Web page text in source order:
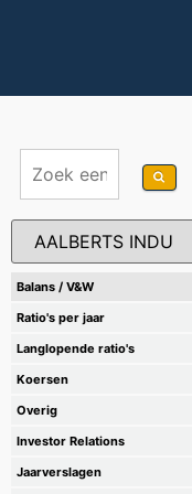
Balans / V&W
Ratio's per jaar
Langlopende ratio's
Koersen
Overig
Investor Relations
Jaarverslagen